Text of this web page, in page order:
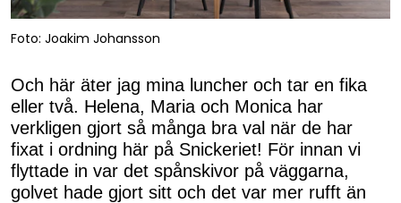
Foto: Joakim Johansson
Och här äter jag mina luncher och tar en fika
eller två. Helena, Maria och Monica har
verkligen gjort så många bra val när de har
fixat i ordning här på Snickeriet! För innan vi
flyttade in var det spånskivor på väggarna,
golvet hade gjort sitt och det var mer rufft än